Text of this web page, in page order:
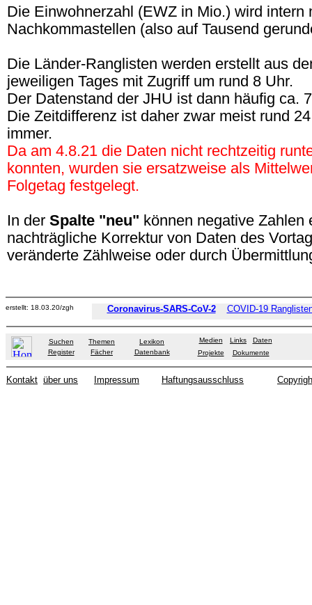
Die Einwohnerzahl (EWZ in Mio.) wird intern
Nachkommastellen (also auf Tausend
Die Länder-Ranglisten werden erstellt aus
jeweiligen Tages mit Zugriff um rund 8 Uhr.
Der Datenstand der JHU ist dann häufig ca.
Die Zeitdifferenz ist daher zwar meist rund
immer.
Da am 4.8.21 die Daten nicht rechtzeitig
konnten, wurden sie ersatzweise als
Folgetag festgelegt.
In der Spalte "neu" können negative Zahlen
nachträgliche Korrektur von Daten des
veränderte Zählweise oder durch
erstellt: 18.03.20/zgh Coronavirus-SARS-CoV-2 COVID-19
Suchen Themen
Lexikon
Register
Fächer Datenbank
Medien Links
Daten
Projekte
Dokumente
Kontakt über uns Impressum Haftungsausschluss